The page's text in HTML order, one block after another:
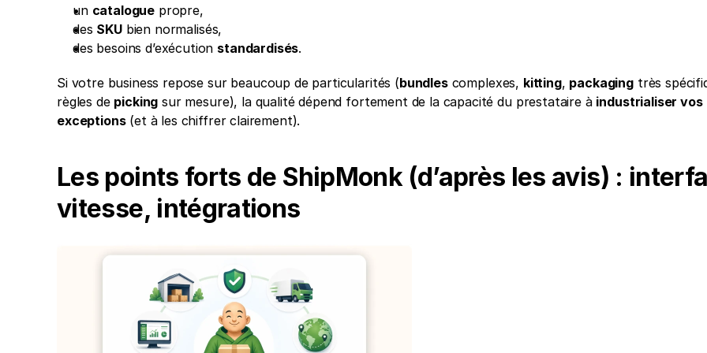
un catalogue propre,
des SKU bien normalisés,
des besoins d’exécution standardisés.
Si votre business repose sur beaucoup de particularités (bundles complexes, kitting, packaging très
règles de picking sur mesure), la qualité dépend fortement de la capacité du prestataire à industrialiser vos
exceptions (et à les chiffrer clairement).
Les points forts de ShipMonk (d’après les avis) :
vitesse, intégrations